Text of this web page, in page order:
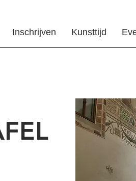
Inschrijven Kunsttijd